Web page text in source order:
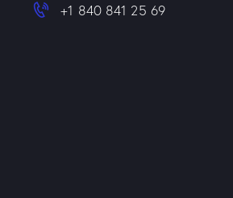
+1 840 841 25 69